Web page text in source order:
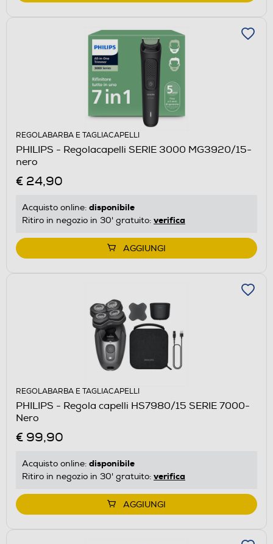
REGOLABARBA E TAGLIACAPELLI
PHILIPS - Regolacapelli SERIE 3000 MG3920/15-
nero
€ 24,90
Acquisto online: disponibile
Ritiro in negozio in 30' gratuito: verifica
AGGIUNGI
REGOLABARBA E TAGLIACAPELLI
PHILIPS - Regola capelli HS7980/15 SERIE 7000-
Nero
€ 99,90
Acquisto online: disponibile
Ritiro in negozio in 30' gratuito: verifica
AGGIUNGI